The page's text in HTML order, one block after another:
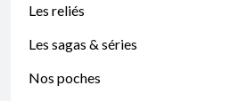
Les reliés
Les sagas & séries
Nos poches